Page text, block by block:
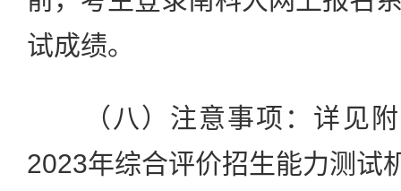
试成绩。
（八）注意事项：详见附
2023年综合评价招生能力测试